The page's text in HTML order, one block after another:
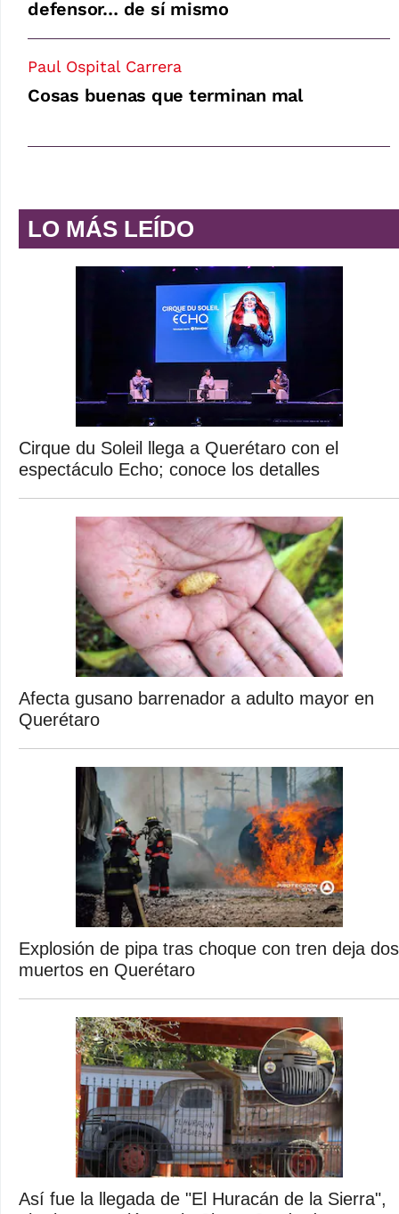
defensor… de sí mismo
Paul Ospital Carrera
Cosas buenas que terminan mal
LO MÁS LEÍDO
Cirque du Soleil llega a Querétaro con el
espectáculo Echo; conoce los detalles
Afecta gusano barrenador a adulto mayor en
Querétaro
Explosión de pipa tras choque con tren deja dos
muertos en Querétaro
Así fue la llegada de "El Huracán de la Sierra",